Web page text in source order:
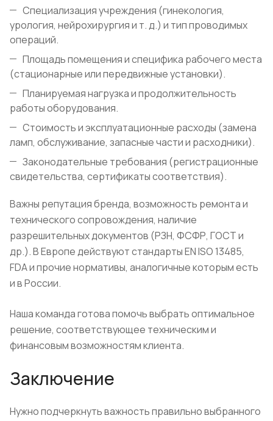
Специализация учреждения (гинекология,
урология, нейрохирургия и т. д.) и тип проводимых
операций.
Площадь помещения и специфика рабочего места
(стационарные или передвижные установки).
Планируемая нагрузка и продолжительность
работы оборудования.
Стоимость и эксплуатационные расходы (замена
ламп, обслуживание, запасные части и расходники).
Законодательные требования (регистрационные
свидетельства, сертификаты соответствия).
Важны репутация бренда, возможность ремонта и
технического сопровождения, наличие
разрешительных документов (РЗН, ФСФР, ГОСТ и
др.). В Европе действуют стандарты EN ISO 13485,
FDA и прочие нормативы, аналогичные которым есть
и в России.
Наша команда готова помочь выбрать оптимальное
решение, соответствующее техническим и
финансовым возможностям клиента.
Заключение
Нужно подчеркнуть важность правильно выбранного